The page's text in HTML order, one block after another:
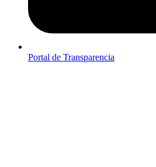
Portal de Transparencia